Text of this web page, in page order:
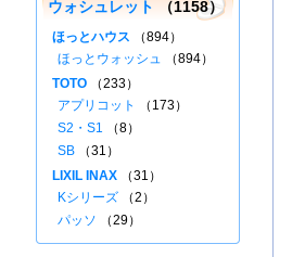
ウォシュレット （1158）
ほっとハウス （894）
ほっとウォッシュ （894）
TOTO （233）
アプリコット
（173）
S2・S1 （8）
SB （31）
LIXIL INAX （31）
Kシリーズ （2）
パッソ （29）